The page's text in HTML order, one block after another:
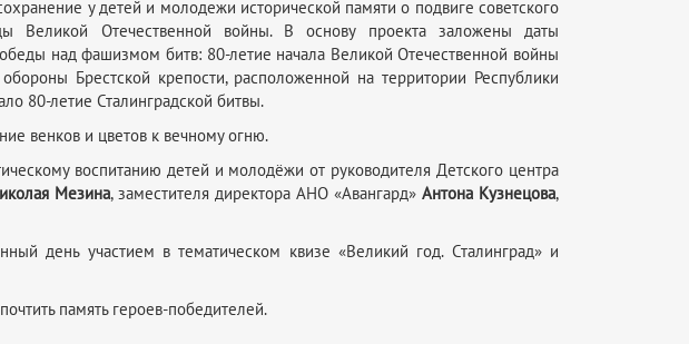
у детей и молодежи исторической памяти о подвиге советского
Великой Отечественной войны. В основу проекта заложены даты
над фашизмом битв: 80-летие начала Великой Отечественной войны
Брестской крепости, расположенной на территории Республики
80-летие Сталинградской битвы.
венков и цветов к вечному огню.
воспитанию детей и молодёжи от руководителя Детского центра
Мезина, заместителя директора АНО «Авангард» Антона Кузнецова,
день участием в тематическом квизе «Великий год. Сталинград» и
память героев-победителей.